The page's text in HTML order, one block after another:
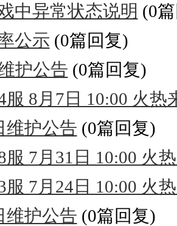
中异常状态说明 (0
公示 (0篇回复)
护公告 (0篇回复)
服 8月7日 10:00 火热
维护公告 (0篇回复)
服 7月31日 10:00 火
服 7月24日 10:00 火
维护公告 (0篇回复)